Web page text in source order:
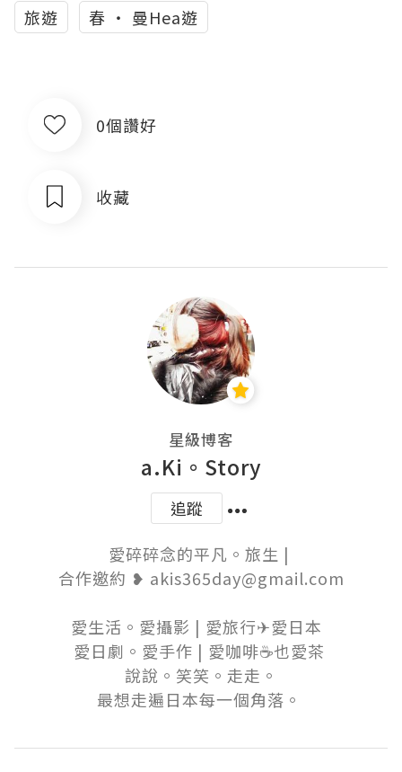
旅遊 春 ‧ 曼Hea遊
0個讚好
收藏
星級博客
a.Ki。Story
追蹤
愛碎碎念的平凡。旅生 |
合作邀約 ❥ akis365day@gmail.com
愛生活。愛攝影 | 愛旅行✈愛日本
愛日劇。愛手作 | 愛咖啡☕也愛茶
說說。笑笑。走走。
最想走遍日本每一個角落。